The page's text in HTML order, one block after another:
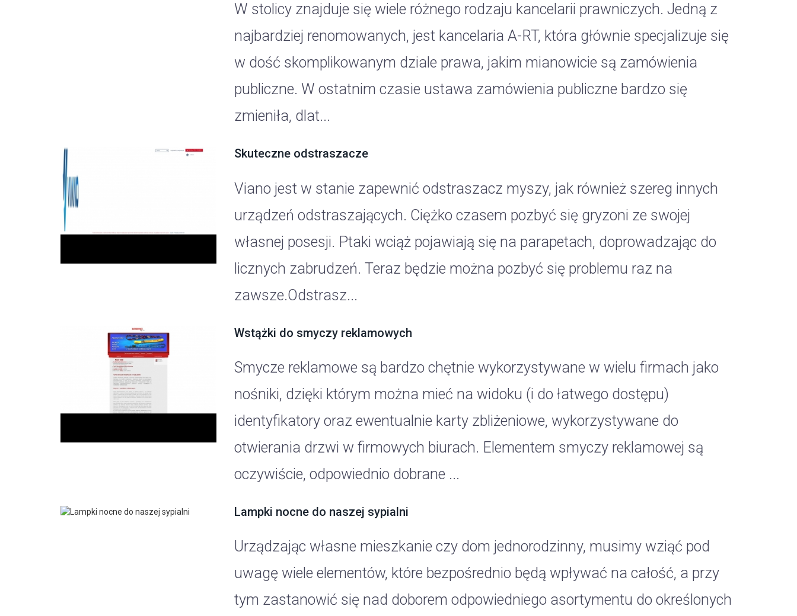
W stolicy znajduje się wiele różnego rodzaju kancelarii prawniczych. Jedną z
najbardziej renomowanych, jest kancelaria A-RT, która głównie specjalizuje się
w dość skomplikowanym dziale prawa, jakim mianowicie są zamówienia
publiczne. W ostatnim czasie ustawa zamówienia publiczne bardzo się
zmieniła, dlat...
Skuteczne odstraszacze
Viano jest w stanie zapewnić odstraszacz myszy, jak również szereg innych
urządzeń odstraszających. Ciężko czasem pozbyć się gryzoni ze swojej
własnej posesji. Ptaki wciąż pojawiają się na parapetach, doprowadzając do
licznych zabrudzeń. Teraz będzie można pozbyć się problemu raz na
zawsze.Odstrasz...
Wstążki do smyczy reklamowych
Smycze reklamowe są bardzo chętnie wykorzystywane w wielu firmach jako
nośniki, dzięki którym można mieć na widoku (i do łatwego dostępu)
identyfikatory oraz ewentualnie karty zbliżeniowe, wykorzystywane do
otwierania drzwi w firmowych biurach. Elementem smyczy reklamowej są
oczywiście, odpowiednio dobrane ...
Lampki nocne do naszej sypialni
Urządzając własne mieszkanie czy dom jednorodzinny, musimy wziąć pod
uwagę wiele elementów, które bezpośrednio będą wpływać na całość, a przy
tym zastanowić się nad doborem odpowiedniego asortymentu do określonych